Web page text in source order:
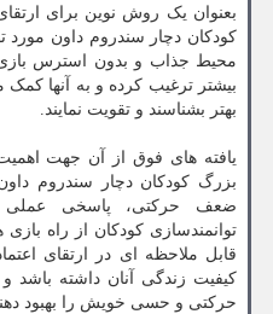
بعنوان یک روش نوین برای
کودکان دچار سندروم داون مورد
محیط جذاب و بدون استرس بازی،
بیشتر ترغیب کرده و به آنها کمک
بهتر بشناسند و تقویت نمایند.
یافته های فوق از آن جهت
بزرگ کودکان دچار سندروم
ضعف حرکتی، پاسخی عملی
توانمندسازی کودکان از راه
قابل ملاحظه ای در ارتقای
کیفیت زندگی آنان داشته باشد و
حرکتی و حسی خویش را بهبود